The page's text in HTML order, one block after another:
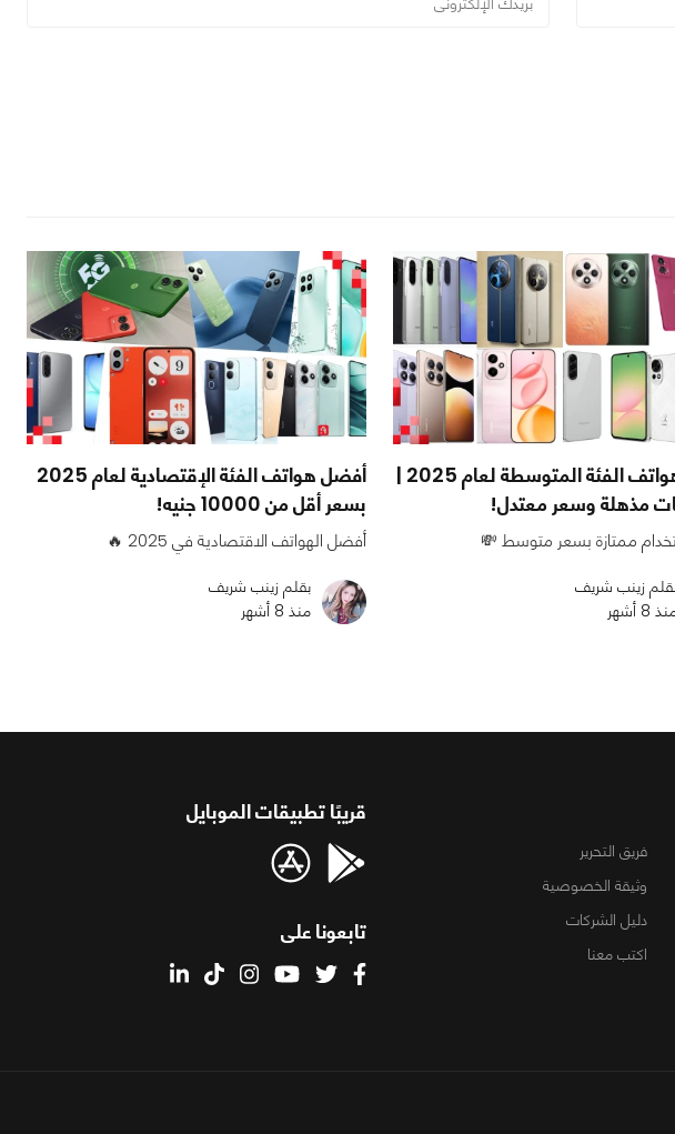
أفضل هواتف الفئة المتوسطة لعام 2025 |
مذهلة وسعر معتدل!
ممتازة بسعر متوسط 💸
زينب شريف
8 أشهر
أفضل هواتف الفئة الإقتصادية لعام 2025
بسعر أقل من 10000 جنيه!
أفضل الهواتف الاقتصادية في 2025 🔥
بقلم زينب شريف
منذ 8 أشهر
فريق التحرير
وثيقة الخصوصية
دليل الشركات
اكتب معنا
قريبًا تطبيقات الموبايل
تابعونا على